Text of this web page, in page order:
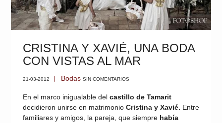
CRISTINA Y XAVIÉ, UNA BODA
CON VISTAS AL MAR
21-03-2012 Bodas SIN COMENTARIOS
En el marco inigualable del castillo de Tamarit
decidieron unirse en matrimonio Cristina y Xavié. Entre
familiares y amigos, la pareja, que siempre había